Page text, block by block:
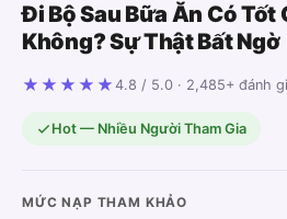
Đi Bộ Sau Bữa Ăn Có Tốt
Không? Sự Thật Bất Ngờ
★★★★★ 4.8 / 5.0 · 2,485+ đánh
Hot — Nhiều Người Tham Gia
MỨC NẠP THAM KHẢO